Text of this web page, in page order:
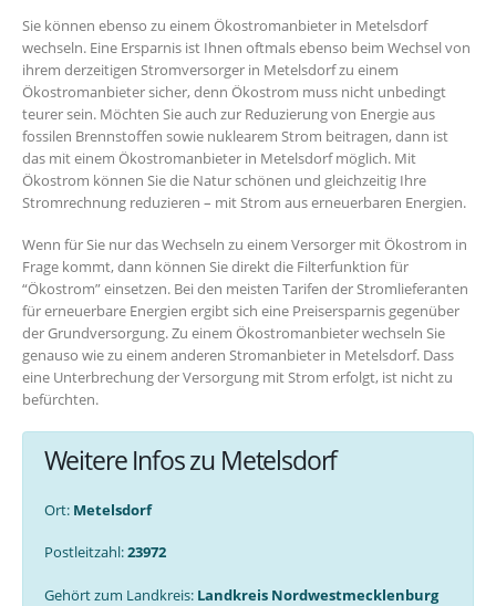
Sie können ebenso zu einem Ökostromanbieter in Metelsdorf
wechseln. Eine Ersparnis ist Ihnen oftmals ebenso beim Wechsel von
ihrem derzeitigen Stromversorger in Metelsdorf zu einem
Ökostromanbieter sicher, denn Ökostrom muss nicht unbedingt
teurer sein. Möchten Sie auch zur Reduzierung von Energie aus
fossilen Brennstoffen sowie nuklearem Strom beitragen, dann ist
das mit einem Ökostromanbieter in Metelsdorf möglich. Mit
Ökostrom können Sie die Natur schönen und gleichzeitig Ihre
Stromrechnung reduzieren – mit Strom aus erneuerbaren Energien.
Wenn für Sie nur das Wechseln zu einem Versorger mit Ökostrom in
Frage kommt, dann können Sie direkt die Filterfunktion für
“Ökostrom” einsetzen. Bei den meisten Tarifen der Stromlieferanten
für erneuerbare Energien ergibt sich eine Preisersparnis gegenüber
der Grundversorgung. Zu einem Ökostromanbieter wechseln Sie
genauso wie zu einem anderen Stromanbieter in Metelsdorf. Dass
eine Unterbrechung der Versorgung mit Strom erfolgt, ist nicht zu
befürchten.
Weitere Infos zu Metelsdorf
Ort: Metelsdorf
Postleitzahl:23972
Gehört zum Landkreis: Landkreis Nordwestmecklenburg